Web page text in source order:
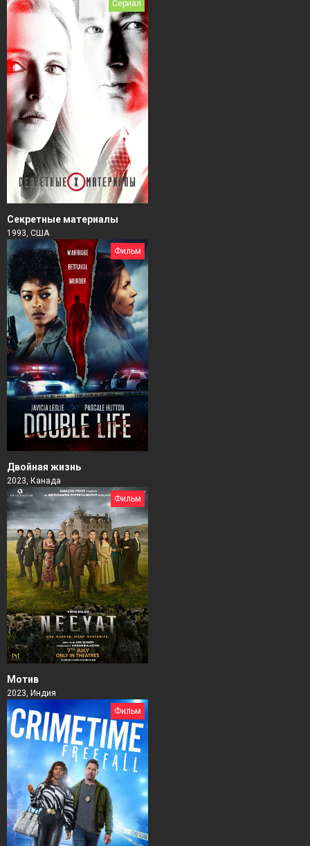
Сериал
Секретные материалы
1993, США
Фильм
Двойная жизнь
2023, Канада
Фильм
Мотив
2023, Индия
Фильм